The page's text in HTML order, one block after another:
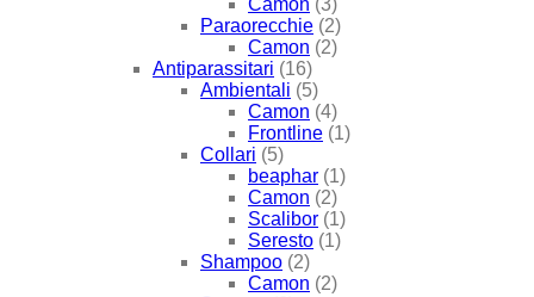
Camon (3)
Paraorecchie (2)
Camon (2)
Antiparassitari (16)
Ambientali (5)
Camon (4)
Frontline (1)
Collari (5)
beaphar (1)
Camon (2)
Scalibor (1)
Seresto (1)
Shampoo (2)
Camon (2)